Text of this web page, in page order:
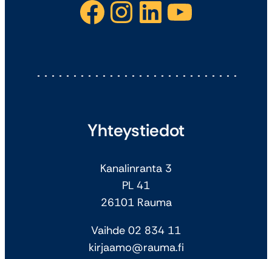
Facebook Instagram LinkedIn YouTube
Yhteystiedot
Kanalinranta 3
PL 41
26101 Rauma
Vaihde 02 834 11
kirjaamo@rauma.fi